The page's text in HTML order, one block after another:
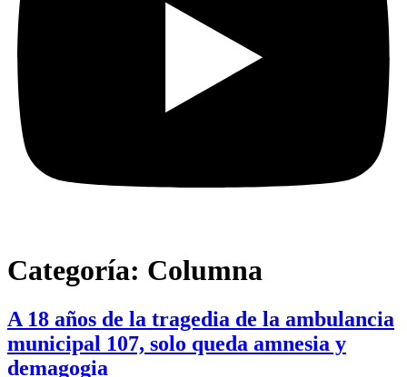
Categoría: Columna
A 18 años de la tragedia de la ambulancia
municipal 107, solo queda amnesia y
demagogia